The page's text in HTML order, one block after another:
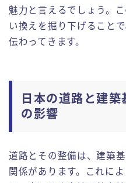
魅力と言えるでしょう。
い換えを掘り下げること
伝わってきます。
日本の道路と建
の影響
道路とその整備は、建築
関係があります。これに